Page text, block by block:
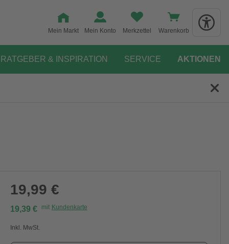
Mein Markt Mein Konto Merkzettel Warenkorb
RATGEBER & INSPIRATION SERVICE AKTIONEN
19,99 €
19,39 € mit Kundenkarte
Inkl. MwSt.